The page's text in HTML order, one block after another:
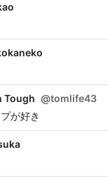
Tough @tomlife43
が好き